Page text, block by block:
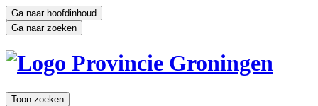
Ga naar hoofdinhoud
Ga naar zoeken
Toon zoeken